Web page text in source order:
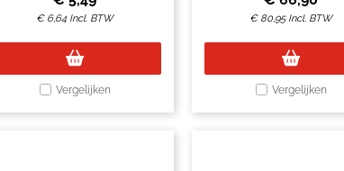
€ 6,64 Incl. BTW
Vergelijken
€ 80,95 Incl. BTW
Vergelijken